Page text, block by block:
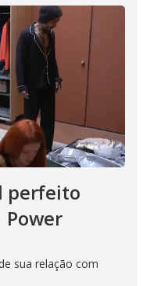
perfeito
sua relação com